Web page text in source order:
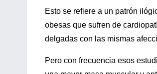
Esto se refiere a un patrón
obesas que sufren de
delgadas con las mismas
Pero con frecuencia esos